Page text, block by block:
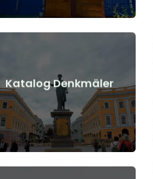
Katalog Denkmäler
Denkmäler, Kunstwerke vor und
nach Kriegsbeginn
Details anzeigen